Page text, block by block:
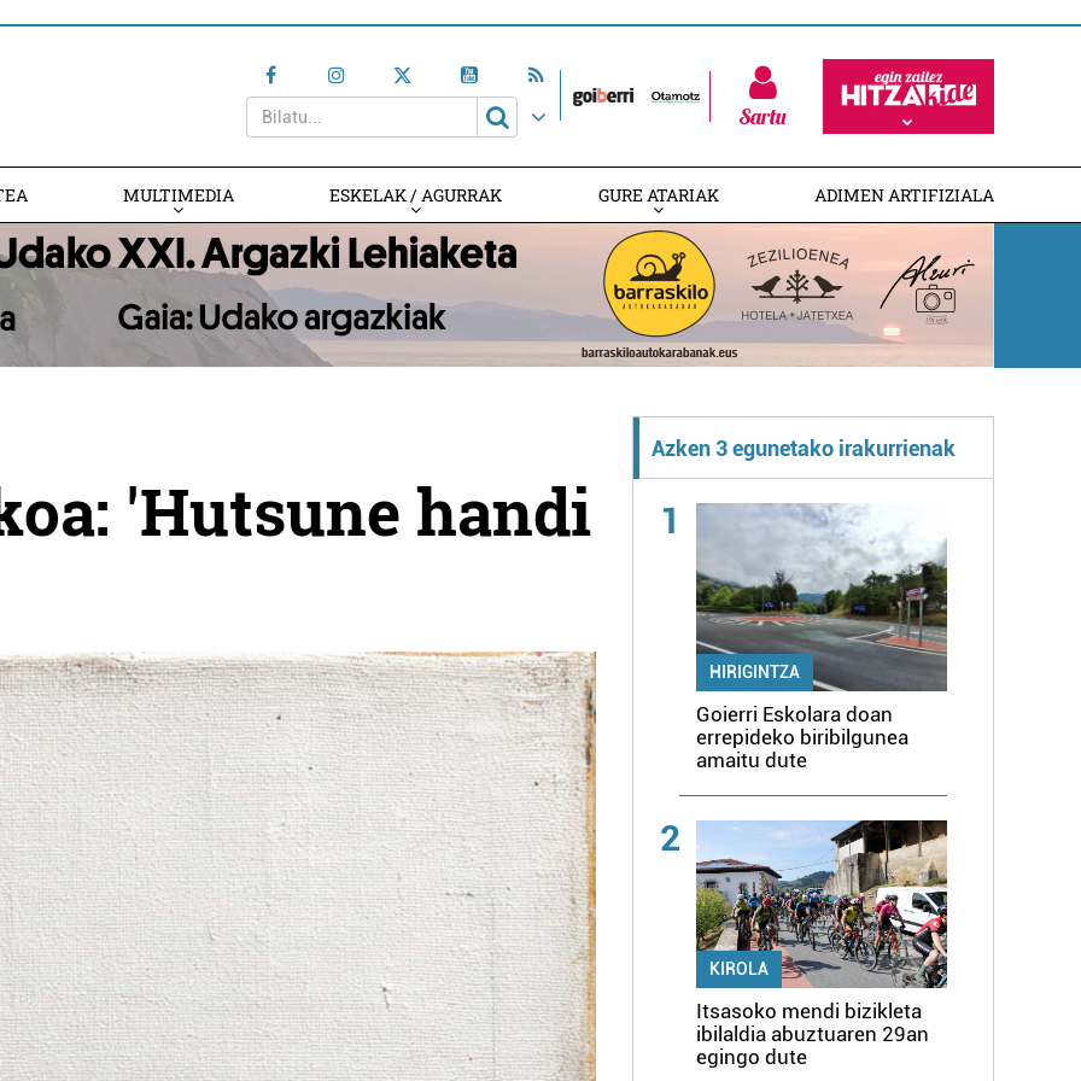
Sartu
MULTIMEDIA ESKELAK / AGURRAK GURE ATARIAK ADIMEN ARTIFIZIALA
'Hutsune handi
Azken 3 egunetako irakurrienak
1
HIRIGINTZA
Goierri Eskolara doan
errepideko biribilgunea
amaitu dute
2
KIROLA
Itsasoko mendi bizikleta
ibilaldia abuztuaren 29an
egingo dute